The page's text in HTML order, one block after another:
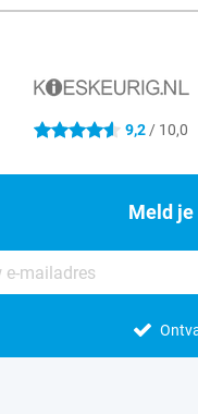
4.6 sterren 9,2/ 10,0
Meld